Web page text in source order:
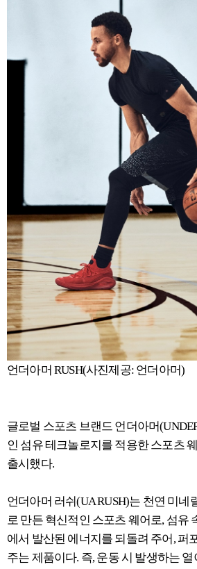
언더아머 RUSH(사진제공: 언더아머)
글로벌 스포츠 브랜드 언더아머
인 섬유 테크놀로지를 적용한 스포츠
출시했다.
언더아머 러쉬(UA RUSH)는 천연 미네
로 만든 혁신적인 스포츠 웨어로, 섬유
에서 발산된 에너지를 되돌려 주어, 퍼
주는 제품이다. 즉, 운동 시 발생하는